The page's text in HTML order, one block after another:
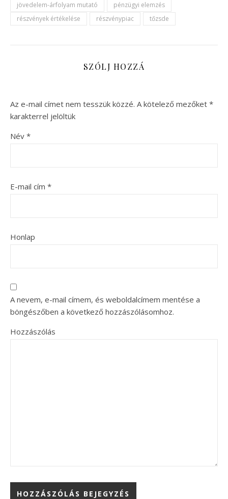
jövedelem-árfolyam mutató
pénzügyi elemzés
részvények értékelése
részvénypiac tőzsde
SZÓLJ HOZZÁ
Az e-mail címet nem tesszük közzé. A kötelező mezőket *
karakterrel jelöltük
Név *
E-mail cím *
Honlap
A nevem, e-mail címem, és weboldalcímem mentése a
böngészőben a következő hozzászólásomhoz.
Hozzászólás